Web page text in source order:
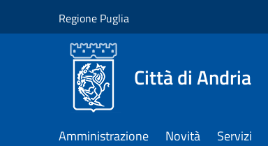
Regione Puglia
Città di Andria
Amministrazione Novità Servizi